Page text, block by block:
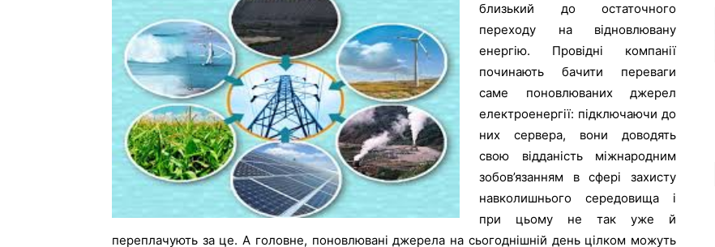
близький до остаточного
переходу на відновлювану
енергію. Провідні компанії
починають бачити переваги
саме поновлюваних джерел
електроенергії: підключаючи до
них сервера, вони доводять
свою відданість міжнародним
зобов’язанням в сфері захисту
навколишнього середовища і
при цьому не так уже й
переплачують за це. А головне, поновлювані джерела на сьогоднішній день цілком можуть